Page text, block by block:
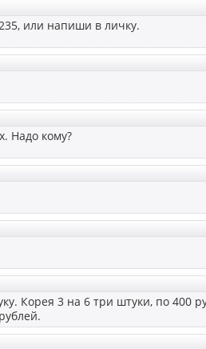
или напиши в личку.
Надо кому?
Корея 3 на 6 три штуки, по 400